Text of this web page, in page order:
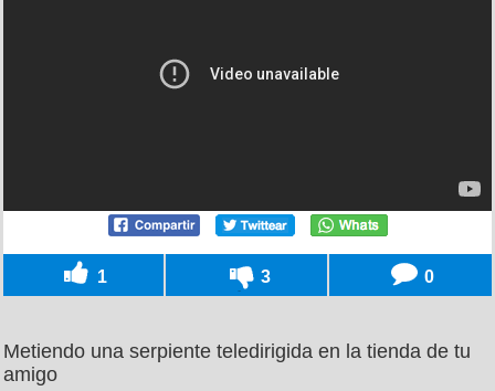
1 3 0
Metiendo una serpiente teledirigida en la tienda de tu
amigo